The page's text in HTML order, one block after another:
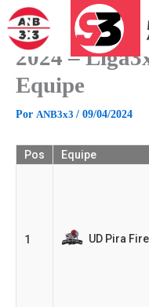
para
conteúdo
2024 –
Equipe
Por ANB3x3 / 09/04/2024
Pos Equipe
1 UD Pira Fire